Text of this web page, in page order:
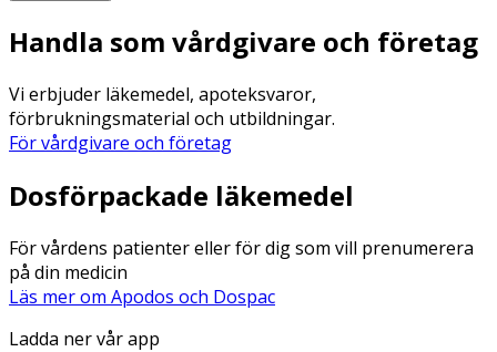
Handla som vårdgivare och företag
Vi erbjuder läkemedel, apoteksvaror,
förbrukningsmaterial och utbildningar.
För vårdgivare och företag
Dosförpackade läkemedel
För vårdens patienter eller för dig som vill prenumerera
på din medicin
Läs mer om Apodos och Dospac
Ladda ner vår app